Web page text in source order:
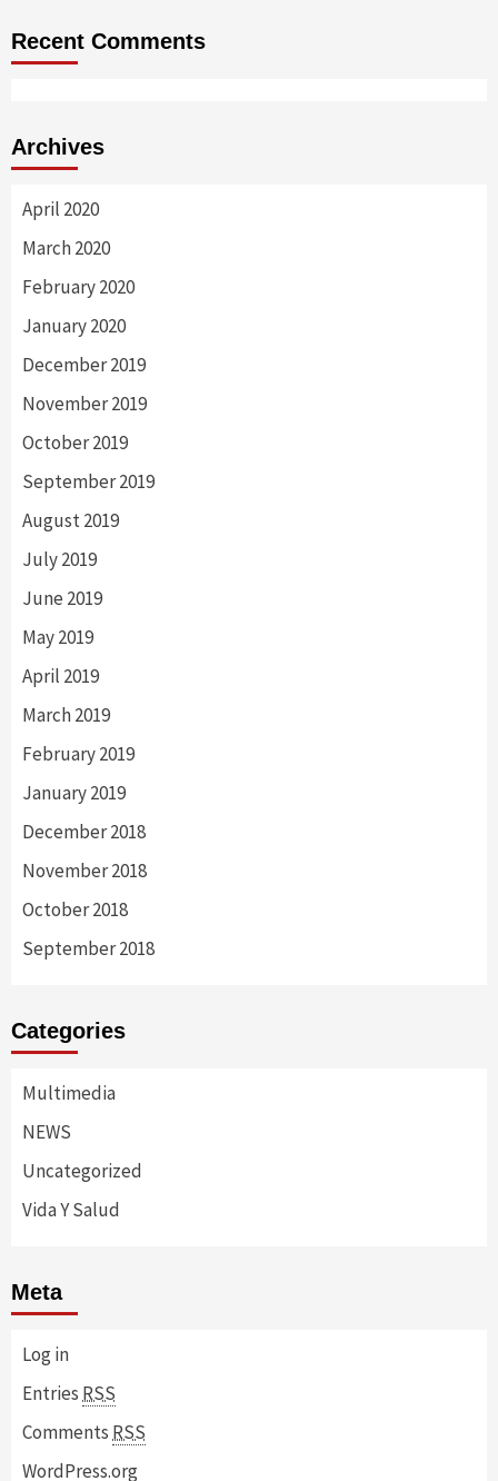
Recent Comments
Archives
April 2020
March 2020
February 2020
January 2020
December 2019
November 2019
October 2019
September 2019
August 2019
July 2019
June 2019
May 2019
April 2019
March 2019
February 2019
January 2019
December 2018
November 2018
October 2018
September 2018
Categories
Multimedia
NEWS
Uncategorized
Vida Y Salud
Meta
Log in
Entries RSS
Comments RSS
WordPress.org